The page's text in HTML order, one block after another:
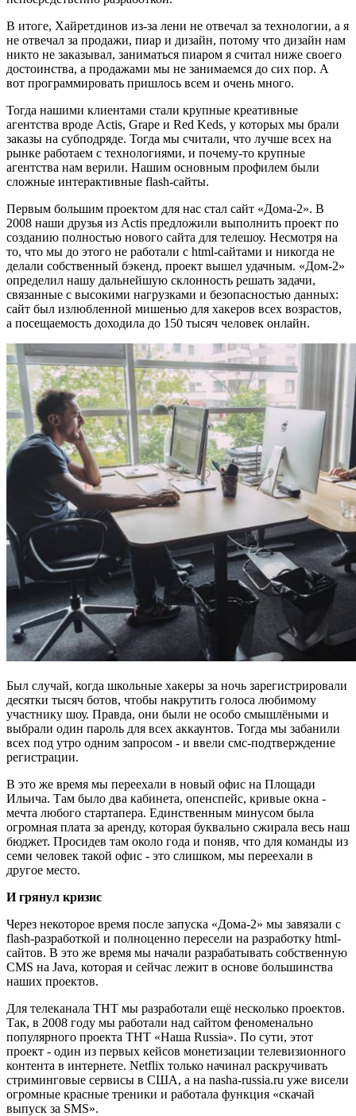
В итоге, Хайретдинов из-за лени не отвечал за технологии, а я
не отвечал за продажи, пиар и дизайн, потому что дизайн нам
никто не заказывал, заниматься пиаром я считал ниже своего
достоинства, а продажами мы не занимаемся до сих пор. А
вот программировать пришлось всем и очень много.
Тогда нашими клиентами стали крупные креативные
агентства вроде Actis, Grape и Red Keds, у которых мы брали
заказы на субподряде. Тогда мы считали, что лучше всех на
рынке работаем с технологиями, и почему-то крупные
агентства нам верили. Нашим основным профилем были
сложные интерактивные flash-сайты.
Первым большим проектом для нас стал сайт «Дома-2». В
2008 наши друзья из Actis предложили выполнить проект по
созданию полностью нового сайта для телешоу. Несмотря на
то, что мы до этого не работали с html-сайтами и никогда не
делали собственный бэкенд, проект вышел удачным. «Дом-2»
определил нашу дальнейшую склонность решать задачи,
связанные с высокими нагрузками и безопасностью данных:
сайт был излюбленной мишенью для хакеров всех возрастов,
а посещаемость доходила до 150 тысяч человек онлайн.
Был случай, когда школьные хакеры за ночь зарегистрировали
десятки тысяч ботов, чтобы накрутить голоса любимому
участнику шоу. Правда, они были не особо смышлёными и
выбрали один пароль для всех аккаунтов. Тогда мы забанили
всех под утро одним запросом - и ввели смс-подтверждение
регистрации.
В это же время мы переехали в новый офис на Площади
Ильича. Там было два кабинета, опенспейс, кривые окна -
мечта любого стартапера. Единственным минусом была
огромная плата за аренду, которая буквально сжирала весь наш
бюджет. Просидев там около года и поняв, что для команды из
семи человек такой офис - это слишком, мы переехали в
другое место.
И грянул кризис
Через некоторое время после запуска «Дома-2» мы завязали с
flash-разработкой и полноценно пересели на разработку html-
сайтов. В это же время мы начали разрабатывать собственную
CMS на Java, которая и сейчас лежит в основе большинства
наших проектов.
Для телеканала THT мы разработали ещё несколько проектов.
Так, в 2008 году мы работали над сайтом феноменально
популярного проекта ТНТ «Наша Russia». По сути, этот
проект - один из первых кейсов монетизации телевизионного
контента в интернете. Netflix только начинал раскручивать
стриминговые сервисы в США, а на nasha-russia.ru уже висели
огромные красные треники и работала функция «скачай
выпуск за SMS».